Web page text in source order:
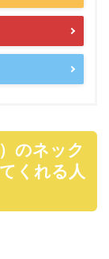
のネック
くれる人